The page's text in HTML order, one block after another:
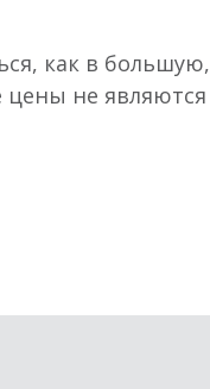
как в большую,
не являются